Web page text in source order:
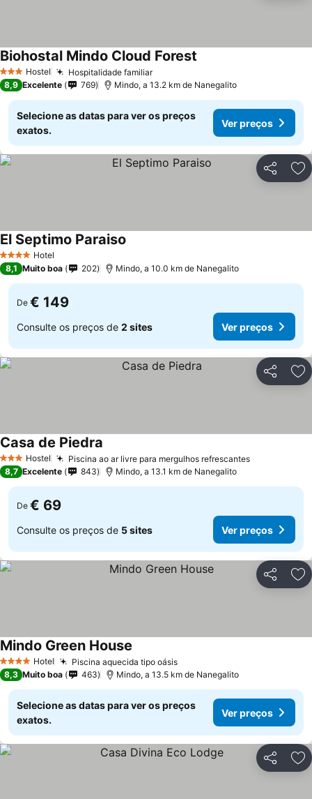
3 EstrelasHostel Hospitalidade familiar
Biohostal Mindo Cloud Forest
8,9 Excelente 769 Mindo, a 13.2 km de Nanegalito
Selecione as datas para ver os preços
exatos.
Ver preços
Partilhar
4 EstrelasHotel
El Septimo Paraiso
8,1 Muito boa 202 Mindo, a 10.0 km de Nanegalito
De € 149
Consulte os preços de 2 sites Ver preços
Partilhar
3 EstrelasHostel Piscina ao ar livre para mergulhos refrescantes
Casa de Piedra
8,7 Excelente 843 Mindo, a 13.1 km de Nanegalito
De € 69
Consulte os preços de 5 sites Ver preços
Partilhar
4 EstrelasHotel Piscina aquecida tipo oásis
Mindo Green House
8,3 Muito boa 463 Mindo, a 13.5 km de Nanegalito
Selecione as datas para ver os preços
exatos.
Ver preços
Partilhar